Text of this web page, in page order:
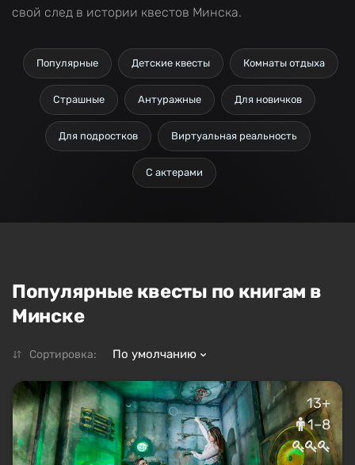
свой след в истории квестов Минска.
Популярные Детские квесты Комнаты отдыха
Страшные Антуражные Для новичков
Для подростков Виртуальная реальность
С актерами
Популярные квесты по книгам в
Минске
Сортировка: По умолчанию
13+
1–8